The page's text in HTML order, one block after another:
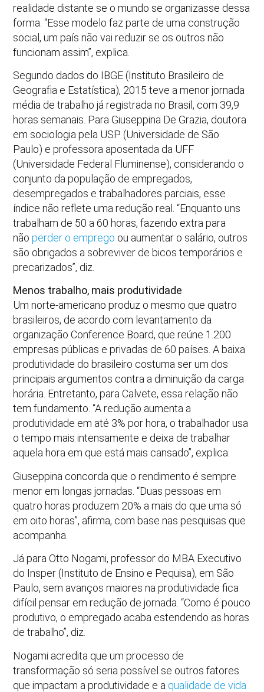
realidade distante se o mundo se organizasse dessa
forma. “Esse modelo faz parte de uma construção
social, um país não vai reduzir se os outros não
funcionam assim”, explica.
Segundo dados do IBGE (Instituto Brasileiro de
Geografia e Estatística), 2015 teve a menor jornada
média de trabalho já registrada no Brasil, com 39,9
horas semanais. Para Giuseppina De Grazia, doutora
em sociologia pela USP (Universidade de São
Paulo) e professora aposentada da UFF
(Universidade Federal Fluminense), considerando o
conjunto da população de empregados,
desempregados e trabalhadores parciais, esse
índice não reflete uma redução real. “Enquanto uns
trabalham de 50 a 60 horas, fazendo extra para
nãoperder o emprego ou aumentar o salário, outros
são obrigados a sobreviver de bicos temporários e
precarizados”, diz.
Menos trabalho, mais produtividade
Um norte-americano produz o mesmo que quatro
brasileiros, de acordo com levantamento da
organização Conference Board, que reúne 1.200
empresas públicas e privadas de 60 países. A baixa
produtividade do brasileiro costuma ser um dos
principais argumentos contra a diminuição da carga
horária. Entretanto, para Calvete, essa relação não
tem fundamento. “A redução aumenta a
produtividade em até 3% por hora, o trabalhador usa
o tempo mais intensamente e deixa de trabalhar
aquela hora em que está mais cansado”, explica.
Giuseppina concorda que o rendimento é sempre
menor em longas jornadas. “Duas pessoas em
quatro horas produzem 20% a mais do que uma só
em oito horas”, afirma, com base nas pesquisas que
acompanha.
Já para Otto Nogami, professor do MBA Executivo
do Insper (Instituto de Ensino e Pequisa), em São
Paulo, sem avanços maiores na produtividade fica
difícil pensar em redução de jornada. “Como é pouco
produtivo, o empregado acaba estendendo as horas
de trabalho”, diz.
Nogami acredita que um processo de
transformação só seria possível se outros fatores
que impactam a produtividade e a qualidade de vida